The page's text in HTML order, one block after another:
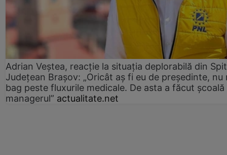
Adrian Veștea, reacție la situația deplorabilă din
Județean Brașov: „Oricât aș fi eu de președinte, nu
bag peste fluxurile medicale. De asta a făcut școală
managerul” actualitate.net